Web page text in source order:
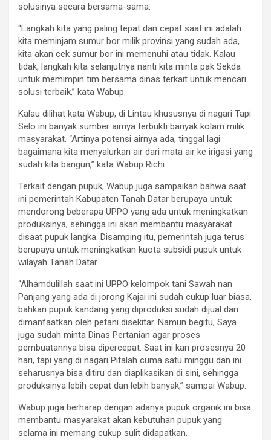
solusinya secara bersama-sama.
“Langkah kita yang paling tepat dan cepat saat ini adalah
kita meminjam sumur bor milik provinsi yang sudah ada,
kita akan cek sumur bor ini memenuhi atau tidak. Kalau
tidak, langkah kita selanjutnya nanti kita minta pak Sekda
untuk memimpin tim bersama dinas terkait untuk mencari
solusi terbaik,” kata Wabup.
Kalau dilihat kata Wabup, di Lintau khususnya di nagari Tapi
Selo ini banyak sumber airnya terbukti banyak kolam milik
masyarakat. “Artinya potensi airnya ada, tinggal lagi
bagaimana kita menyalurkan air dari mata air ke irigasi yang
sudah kita bangun,” kata Wabup Richi.
Terkait dengan pupuk, Wabup juga sampaikan bahwa saat
ini pemerintah Kabupaten Tanah Datar berupaya untuk
mendorong beberapa UPPO yang ada untuk meningkatkan
produksinya, sehingga ini akan membantu masyarakat
disaat pupuk langka. Disamping itu, pemerintah juga terus
berupaya untuk meningkatkan kuota subsidi pupuk untuk
wilayah Tanah Datar.
“Alhamdulillah saat ini UPPO kelompok tani Sawah nan
Panjang yang ada di jorong Kajai ini sudah cukup luar biasa,
bahkan pupuk kandang yang diproduksi sudah dijual dan
dimanfaatkan oleh petani disekitar. Namun begitu, Saya
juga sudah minta Dinas Pertanian agar proses
pembuatannya bisa dipercepat. Saat ini kan prosesnya 20
hari, tapi yang di nagari Pitalah cuma satu minggu dan ini
seharusnya bisa ditiru dan diaplikasikan di sini, sehingga
produksinya lebih cepat dan lebih banyak,” sampai Wabup.
Wabup juga berharap dengan adanya pupuk organik ini bisa
membantu masyarakat akan kebutuhan pupuk yang
selama ini memang cukup sulit didapatkan.